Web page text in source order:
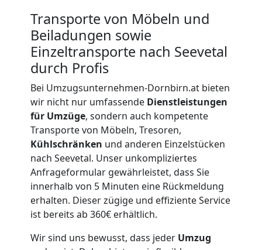
Transporte von Möbeln und
Beiladungen sowie
Einzeltransporte nach Seevetal
durch Profis
Bei Umzugsunternehmen-Dornbirn.at bieten
wir nicht nur umfassende Dienstleistungen
für Umzüge, sondern auch kompetente
Transporte von Möbeln, Tresoren,
Kühlschränken und anderen Einzelstücken
nach Seevetal. Unser unkompliziertes
Anfrageformular gewährleistet, dass Sie
innerhalb von 5 Minuten eine Rückmeldung
erhalten. Dieser zügige und effiziente Service
ist bereits ab 360€ erhältlich.
Wir sind uns bewusst, dass jeder Umzug
Dornbirn
Umzug
und
Lagerung
Dornbirn
Full-
Service-